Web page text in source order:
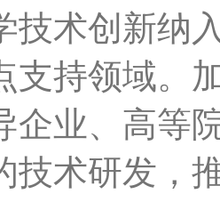
技术创新纳
支持领域。
企业、高等
技术研发，